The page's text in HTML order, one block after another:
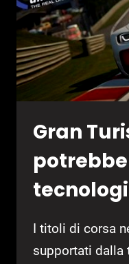
SHIFT
Gran
I titoli di corsa
supportati dalla